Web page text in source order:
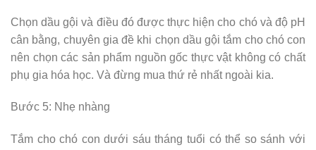
Chọn dầu gội và điều đó được thực hiện cho chó và độ pH
cân bằng, chuyên gia đề khi chọn dầu gội tắm cho chó con
nên chọn các sản phẩm nguồn gốc thực vật không có chất
phụ gia hóa học. Và đừng mua thứ rẻ nhất ngoài kia.
Bước 5: Nhẹ nhàng
Tắm cho chó con dưới sáu tháng tuổi có thể so sánh với